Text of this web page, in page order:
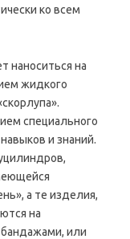
ко всем
наноситься на
жидкого
специального
и знаний.
а те изделия,
на
или